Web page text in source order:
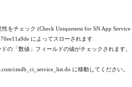
チェック (Check Uniqueness for SN App Service
によってスローされます
の「数値」フィールドの値がチェックされます。
cmdb_ci_service_list.do に移動してください。